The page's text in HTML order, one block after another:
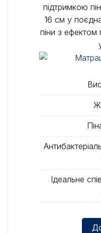
підтримкою
16 см у
піни з ефектом
Iдеальне